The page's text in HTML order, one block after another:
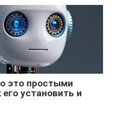
это простыми
установить и